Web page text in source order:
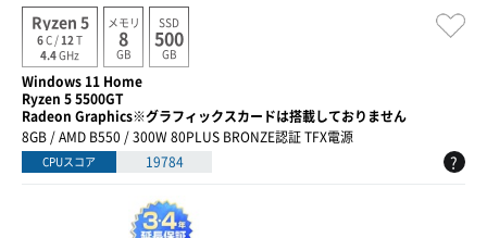
Ryzen 5
6C / 12 T
4.4GHz
メモリ
8
GB
SSD
500
GB
Windows 11 Home
Ryzen 5 5500GT
Radeon Graphics※グラフィックスカードは搭載しておりません
8GB / AMD B550 / 300W 80PLUS BRONZE認証 TFX電源
CPUスコア 19784 ?